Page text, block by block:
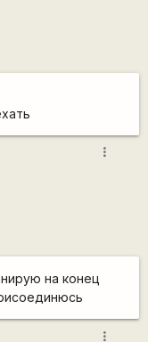
more_vert
на конец
more_vert